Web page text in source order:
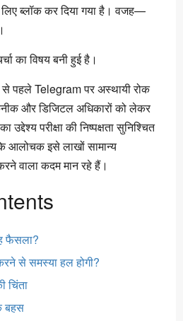
ब्लॉक कर दिया गया है। वजह—
का विषय बनी हुई है।
पहले Telegram पर अस्थायी रोक
और डिजिटल अधिकारों को लेकर
परीक्षा की निष्पक्षता सुनिश्चित
आलोचक इसे लाखों सामान्य
वाला कदम मान रहे हैं।
फैसला?
से समस्या हल होगी?
चिंता
बहस